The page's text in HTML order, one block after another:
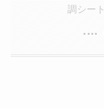
調シー